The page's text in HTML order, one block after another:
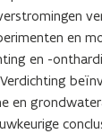
en
en -
en